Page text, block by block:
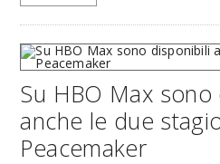
Su HBO Max sono
anche le due
Peacemaker